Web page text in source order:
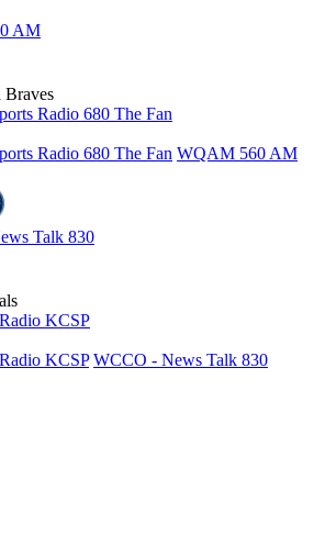
AM
Braves
Radio 680 The Fan
Radio 680 The Fan WQAM 560 AM
Talk 830
KCSP
KCSP WCCO - News Talk 830